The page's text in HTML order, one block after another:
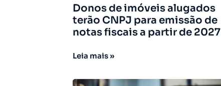
Donos de imóveis alugados
terão CNPJ para emissão de
notas fiscais a partir de 2027
Leia mais »